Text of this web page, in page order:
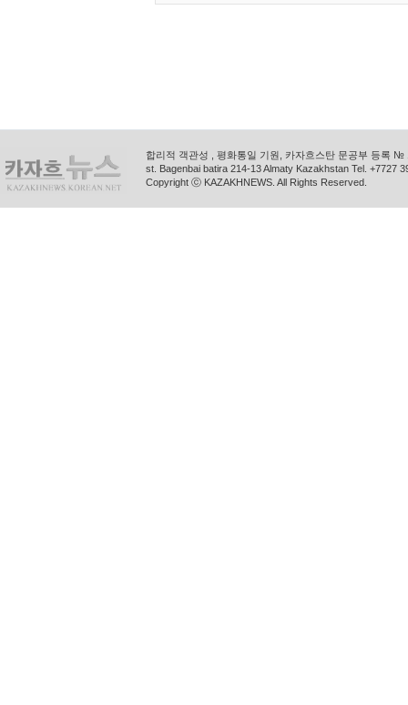
합리적 객관성 , 평화통일 기원, 카자흐스탄 문공부 등록
st. Bagenbai batira 214-13 Almaty Kazakhstan Tel. +7727
Copyright ⓒ KAZAKHNEWS. All Rights Reserved.